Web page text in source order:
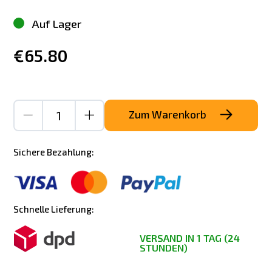
Auf Lager
€65.80
Zum Warenkorb
Sichere Bezahlung:
Schnelle Lieferung:
VERSAND IN 1 TAG (24
STUNDEN)